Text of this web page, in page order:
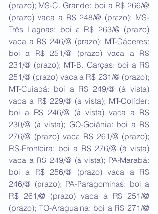
(prazo); MS-C. Grande: boi a R$ 266/@
(prazo) vaca a R$ 248/@ (prazo); MS-
Três Lagoas: boi a R$ 263/@ (prazo)
vaca a R$ 246/@ (prazo); MT-Cáceres:
boi a R$ 251/@ (prazo) vaca a R$
231/@ (prazo); MT-B. Garças: boi a R$
251/@ (prazo) vaca a R$ 231/@ (prazo);
MT-Cuiabá: boi a R$ 249/@ (à vista)
vaca a R$ 229/@ (à vista); MT-Colíder:
boi a R$ 246/@ (à vista) vaca a R$
230/@ (à vista); GO-Goiânia: boi a R$
276/@ (prazo) vaca R$ 261/@ (prazo);
RS-Fronteira: boi a R$ 276/@ (à vista)
vaca a R$ 249/@ (à vista); PA-Marabá:
boi a R$ 256/@ (prazo) vaca a R$
246/@ (prazo); PA-Paragominas: boi a
R$ 261/@ (prazo) vaca a R$ 251/@
(prazo); TO-Araguaína: boi a R$ 271/@